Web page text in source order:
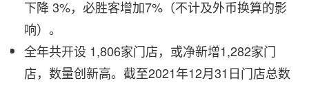
下降 3%，必胜客增加7%（不计及外币换算的影
响）。
全年共开设 1,806家门店，或净新增1,282家门
店，数量创新高。截至2021年12月31日门店总数